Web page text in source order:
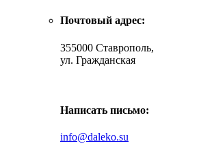
Почтовый адрес:
355000 Ставрополь,
ул. Гражданская
Написать письмо:
info@daleko.su